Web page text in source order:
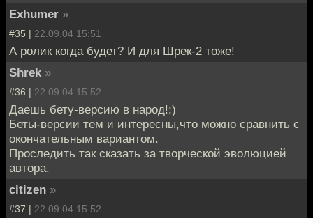
Exhumer »
#35 | 22.09.04 15:51
А ролик когда будет? И для Шрек-2 тоже!
Shrek »
#36 | 22.09.04 15:52
Даешь бету-версию в народ!:)
Беты-версии тем и интересны,что можно сравнить с
окончательным вариантом.
Проследить так сказать за творческой эволюцией
автора.
citizen »
#37 | 22.09.04 15:52